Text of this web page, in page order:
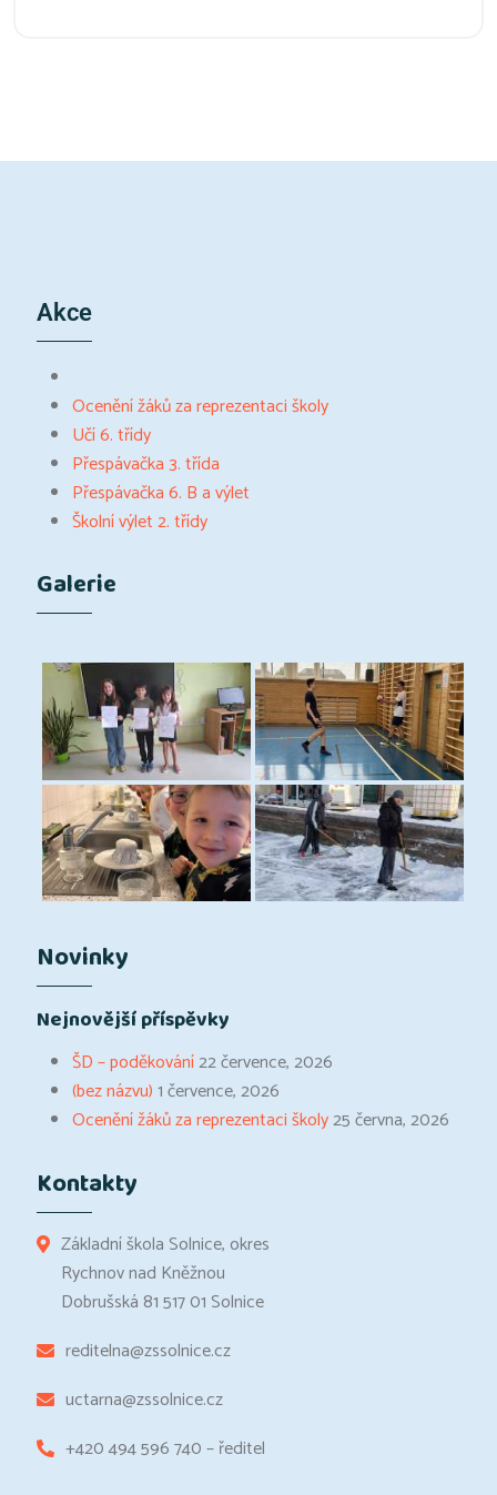
Akce
Ocenění žáků za reprezentaci školy
Učí 6. třídy
Přespávačka 3. třída
Přespávačka 6. B a výlet
Školní výlet 2. třídy
Galerie
Novinky
Nejnovější příspěvky
ŠD – poděkování22 července, 2026
(bez názvu)1 července, 2026
Ocenění žáků za reprezentaci školy25 června, 2026
Kontakty
Základní škola Solnice, okres
Rychnov nad Kněžnou
Dobrušská 81 517 01 Solnice
reditelna@zssolnice.cz
uctarna@zssolnice.cz
+420 494 596 740 – ředitel